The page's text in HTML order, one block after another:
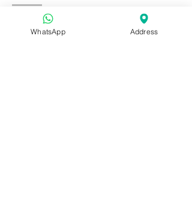
Visitando os Jardins
WhatsApp Address